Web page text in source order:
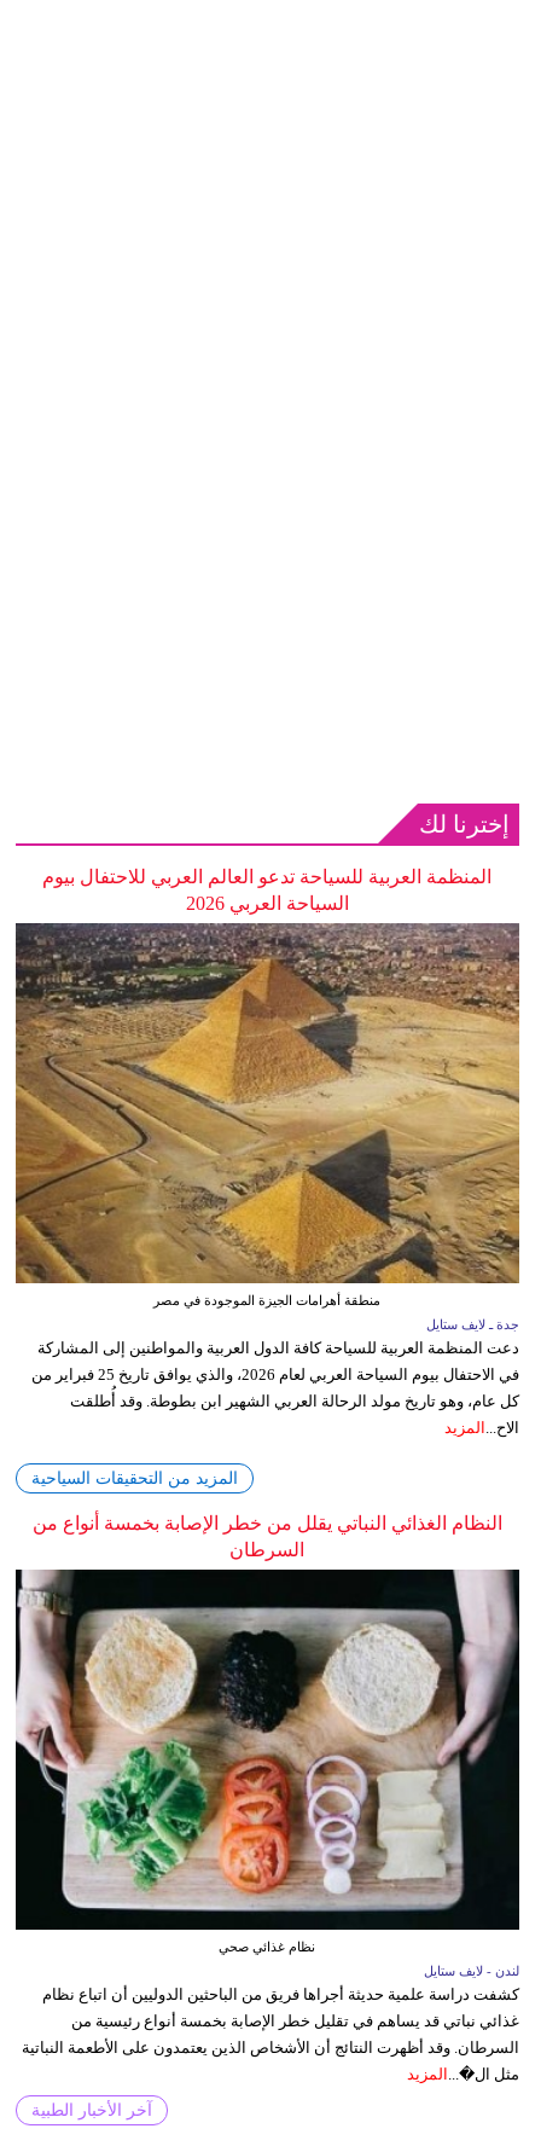
إخترنا لك
المنظمة العربية للسياحة تدعو العالم العربي للاحتفال بيوم
السياحة العربي 2026
منطقة أهرامات الجيزة الموجودة في مصر
جدة ـ لايف ستايل
دعت المنظمة العربية للسياحة كافة الدول العربية والمواطنين إلى المشاركة
في الاحتفال بيوم السياحة العربي لعام 2026، والذي يوافق تاريخ 25 فبراير من
كل عام، وهو تاريخ مولد الرحالة العربي الشهير ابن بطوطة. وقد أُطلقت
الاح... المزيد
المزيد من التحقيقات السياحية
النظام الغذائي النباتي يقلل من خطر الإصابة بخمسة أنواع من
السرطان
نظام غذائي صحي
لندن - لايف ستايل
كشفت دراسة علمية حديثة أجراها فريق من الباحثين الدوليين أن اتباع نظام
غذائي نباتي قد يساهم في تقليل خطر الإصابة بخمسة أنواع رئيسية من
السرطان. وقد أظهرت النتائج أن الأشخاص الذين يعتمدون على الأطعمة النباتية
مثل ال�...
المزيد
آخر الأخبار الطبية